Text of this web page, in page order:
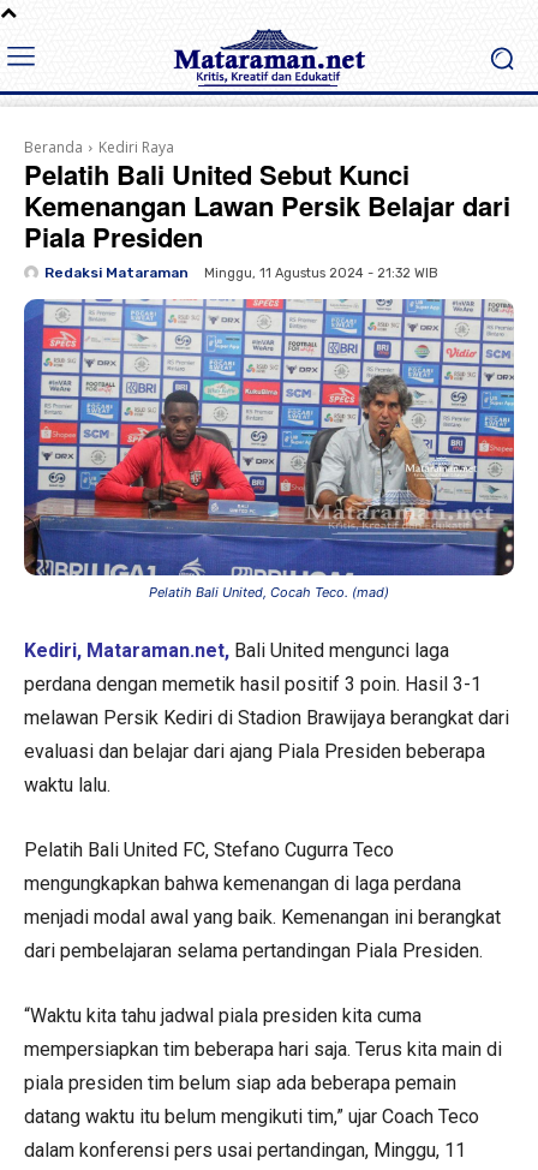
Beranda Kediri Raya
Pelatih Bali United Sebut Kunci
Kemenangan Lawan Persik Belajar dari
Piala Presiden
Redaksi Mataraman Minggu, 11 Agustus 2024 - 21:32 WIB
Pelatih Bali United, Cocah Teco. (mad)
Kediri, Mataraman.net, Bali United mengunci laga
perdana dengan memetik hasil positif 3 poin. Hasil 3-1
melawan Persik Kediri di Stadion Brawijaya berangkat dari
evaluasi dan belajar dari ajang Piala Presiden beberapa
waktu lalu.
Pelatih Bali United FC, Stefano Cugurra Teco
mengungkapkan bahwa kemenangan di laga perdana
menjadi modal awal yang baik. Kemenangan ini berangkat
dari pembelajaran selama pertandingan Piala Presiden.
“Waktu kita tahu jadwal piala presiden kita cuma
mempersiapkan tim beberapa hari saja. Terus kita main di
piala presiden tim belum siap ada beberapa pemain
datang waktu itu belum mengikuti tim,” ujar Coach Teco
dalam konferensi pers usai pertandingan, Minggu, 11